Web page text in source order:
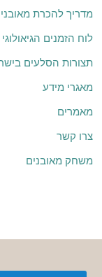
מדריך להכרת
לוח הזמנים הגיאולוגי
תצורות הסלעים
מאגרי מידע
מאמרים
צרו קשר
משחק מאובנים